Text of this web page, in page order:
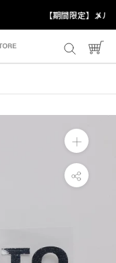
5%オフクーポン配布中！